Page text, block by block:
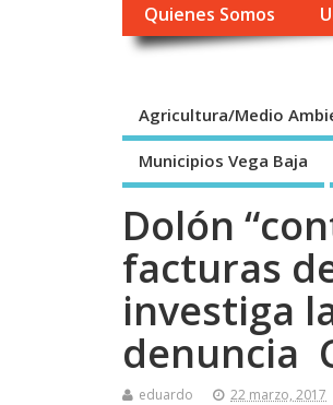
Quienes Somos
Agricultura/Medio
Municipios Vega Baja
Dolón
facturas
investiga
denuncia
eduardo 22 marzo, 2017